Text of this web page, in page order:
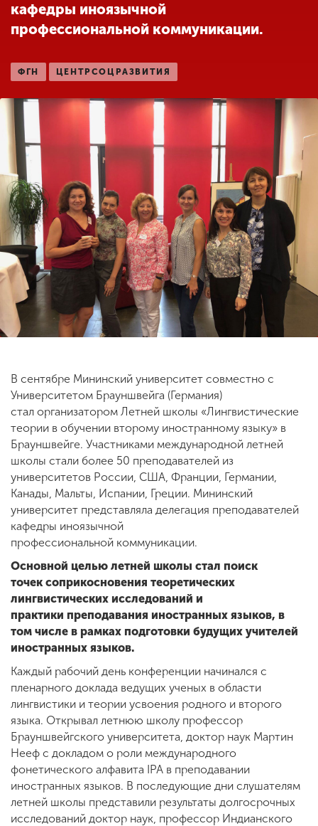
ENG SPN CHI
Приемная
комиссия
+7 (831) 262-26-20
кафедры иноязычной
профессиональной коммуникации.
ФГН ЦЕНТРСОЦРАЗВИТИЯ
В сентябре Мининский университет совместно с
Университетом Брауншвейга (Германия)
стал организатором Летней школы «Лингвистические
теории в обучении второму иностранному языку» в
Брауншвейге. Участниками международной летней
школы стали более 50 преподавателей из
университетов России, США, Франции, Германии,
Канады, Мальты, Испании, Греции. Мининский
университет представляла делегация преподавателей
кафедры иноязычной
профессиональной коммуникации.
Основной целью летней школы стал поиск
точек соприкосновения теоретических
лингвистических исследований и
практики преподавания иностранных языков, в
том числе в рамках подготовки будущих учителей
иностранных языков.
Каждый рабочий день конференции начинался с
пленарного доклада ведущих ученых в области
лингвистики и теории усвоения родного и второго
языка. Открывал летнюю школу профессор
Брауншвейгского университета, доктор наук Мартин
Нееф с докладом о роли международного
фонетического алфавита IPA в преподавании
иностранных языков. В последующие дни слушателям
летней школы представили результаты долгосрочных
исследований доктор наук, профессор Индианского